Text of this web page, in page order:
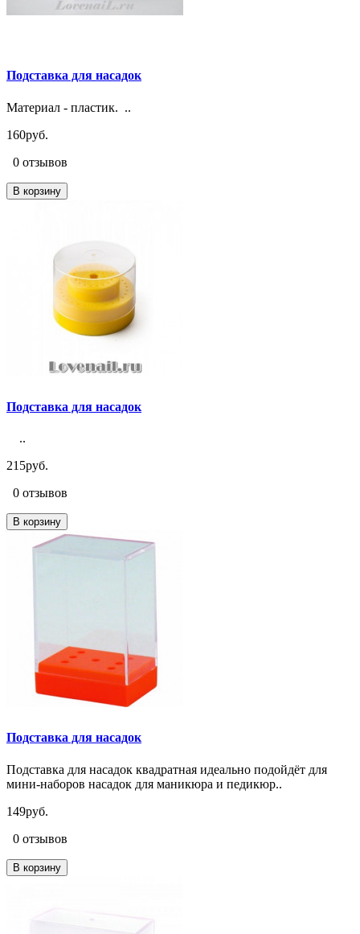
Подставка для насадок
Материал - пластик. ..
160руб.
0 отзывов
В корзину
Подставка для насадок
..
215руб.
0 отзывов
В корзину
Подставка для насадок
Подставка для насадок квадратная идеально подойдёт для
мини-наборов насадок для маникюра и педикюр..
149руб.
0 отзывов
В корзину